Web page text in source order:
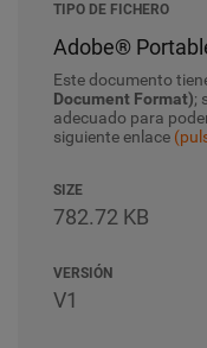
TIPO DE FICHERO
Adobe®
Este documento
Document Format);
adecuado para
siguiente enlace
SIZE
782.72 KB
VERSIÓN
V1